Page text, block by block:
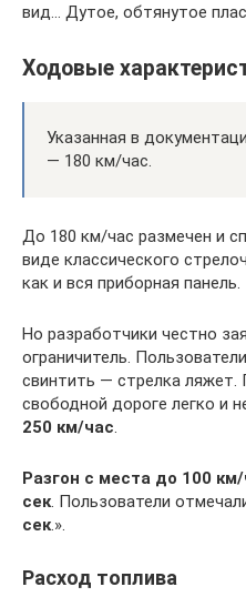
вид… Дутое, обтянутое
Ходовые
Указанная в
— 180 км/час.
До 180 км/час размечен и
виде классического
как и вся приборная панель.
Но разработчики честно
ограничитель.
свинтить — стрелка ляжет.
свободной дороге легко и
250 км/час.
Разгон с места до 100
сек. Пользователи
сек.».
Расход топлива